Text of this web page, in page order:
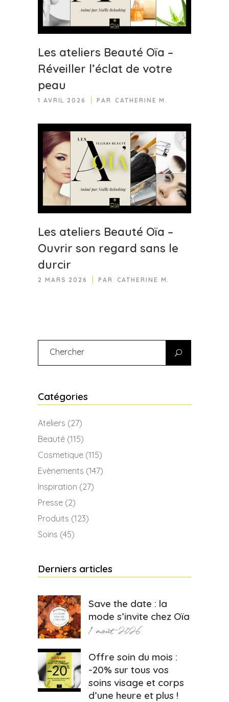
Les ateliers Beauté Oïa –
Réveiller l’éclat de votre
peau
1 AVRIL 2026 PAR CATHERINE M.
Les ateliers Beauté Oïa –
Ouvrir son regard sans le
durcir
2 MARS 2026 PAR CATHERINE M.
Catégories
Ateliers (27)
Beauté (115)
Cosmetique (115)
Evènements (147)
Inspiration (27)
Presse (2)
Produits (123)
Soins (45)
Derniers articles
Save the date : la
mode s’invite chez Oïa
1 août 2026
Offre soin du mois :
-20% sur tous vos
soins visage et corps
d’une heure et plus !